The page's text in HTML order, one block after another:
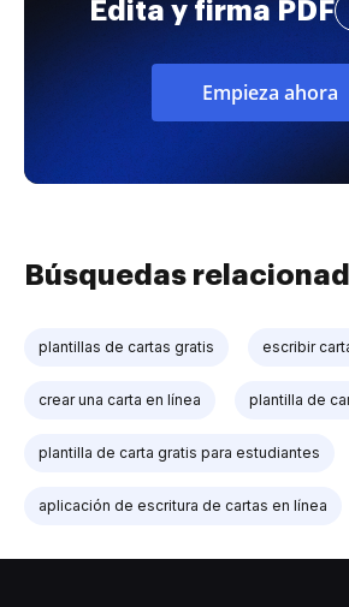
Edita y firma PDF
Empieza ahora
Búsquedas
plantillas de cartas gratis escribir
crear una carta en línea plantilla de
plantilla de carta gratis para estudiantes
aplicación de escritura de cartas en línea